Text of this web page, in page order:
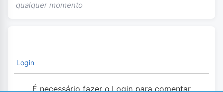
qualquer momento
Login
É necessário fazer o Login para comentar